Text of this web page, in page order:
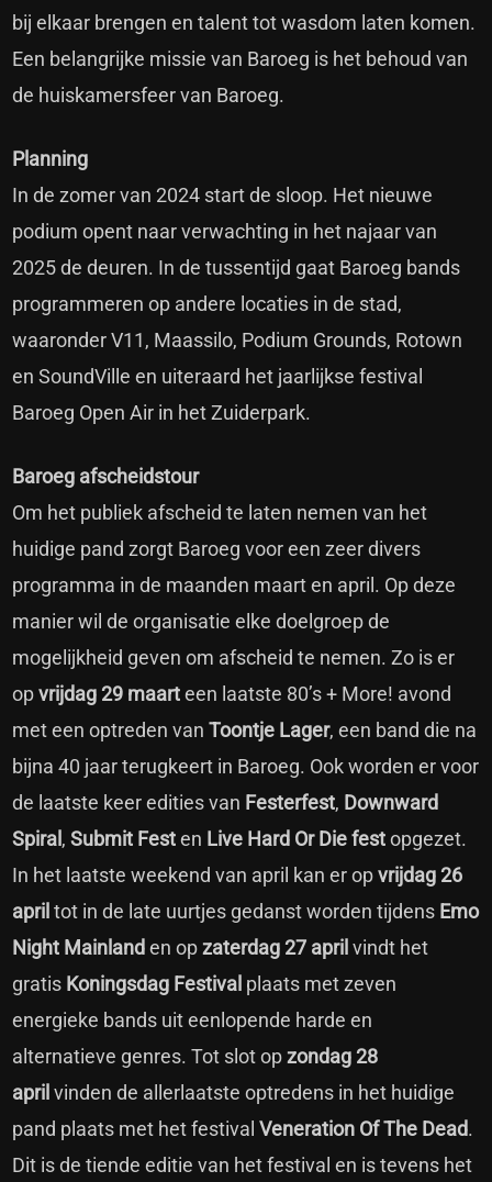
bij elkaar brengen en talent tot wasdom laten komen.
Een belangrijke missie van Baroeg is het behoud van
de huiskamersfeer van Baroeg.
Planning
In de zomer van 2024 start de sloop. Het nieuwe
podium opent naar verwachting in het najaar van
2025 de deuren. In de tussentijd gaat Baroeg bands
programmeren op andere locaties in de stad,
waaronder V11, Maassilo, Podium Grounds, Rotown
en SoundVille en uiteraard het jaarlijkse festival
Baroeg Open Air in het Zuiderpark.
Baroeg afscheidstour
Om het publiek afscheid te laten nemen van het
huidige pand zorgt Baroeg voor een zeer divers
programma in de maanden maart en april. Op deze
manier wil de organisatie elke doelgroep de
mogelijkheid geven om afscheid te nemen. Zo is er
opvrijdag 29 maarteen laatste 80’s + More! avond
met een optreden van Toontje Lager, een band die na
bijna 40 jaar terugkeert in Baroeg. Ook worden er voor
de laatste keer edities van Festerfest, Downward
Spiral ,Submit Festen Live Hard Or Die festopgezet.
In het laatste weekend van april kan er opvrijdag 26
april tot in de late uurtjes gedanst worden tijdens Emo
Night Mainlanden opzaterdag 27 aprilvindt het
gratis Koningsdag Festival plaats met zeven
energieke bands uit eenlopende harde en
alternatieve genres. Tot slot opzondag 28
aprilvinden de allerlaatste optredens in het huidige
pand plaats met het festivalVeneration Of The Dead.
Dit is de tiende editie van het festival en is tevens het